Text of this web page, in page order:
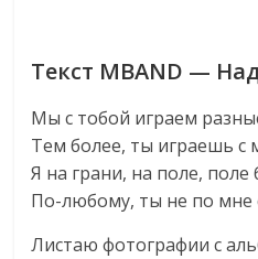
Текст MBAND —
Мы с тобой играем
Тем более, ты играешь
Я на грани, на поле, поле
По-любому, ты не по мне
Листаю фотографии с